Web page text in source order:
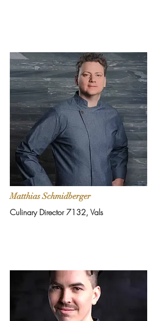
Matthias Schmidberger
Culinary Director 7132, Vals